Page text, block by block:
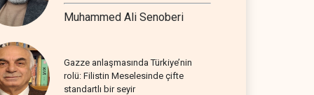
Muhammed Ali Senoberi
Gazze anlaşmasında Türkiye’nin
rolü: Filistin Meselesinde çifte
standartlı bir seyir